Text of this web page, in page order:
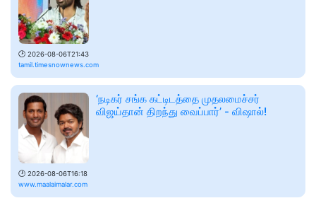
🕑 2026-08-06T21:43
tamil.timesnownews.com
🕑 2026-08-06T16:18
www.maalaimalar.com
‘நடிகர் சங்க கட்டிடத்தை முதலமைச்சர்
விஜய்தான் திறந்து வைப்பார்’ - விஷால்!